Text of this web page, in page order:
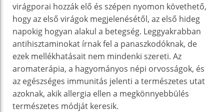
virágporai hozzák elő és szépen nyomon követhető,
hogy az első virágok megjelenésétől, az első hideg
napokig hogyan alakul a betegség. Leggyakrabban
antihisztaminokat írnak fel a panaszkodóknak, de
ezek mellékhatásait nem mindenki szereti. Az
aromaterápia, a hagyományos népi orvosságok, és
az egészséges immunitás jelenti a természetes utat
azoknak, akik allergia ellen a megkönnyebbülés
természetes módját keresik.